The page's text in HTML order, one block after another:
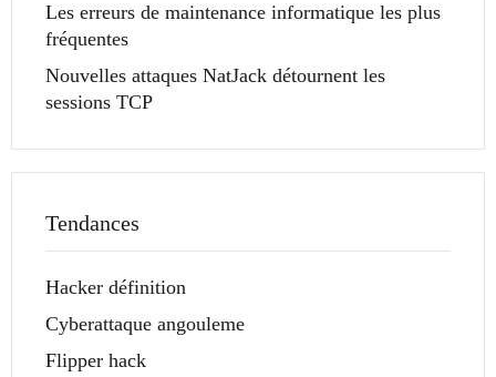
Les erreurs de maintenance informatique les plus
fréquentes
Nouvelles attaques NatJack détournent les
sessions TCP
Tendances
Hacker définition
Cyberattaque angouleme
Flipper hack